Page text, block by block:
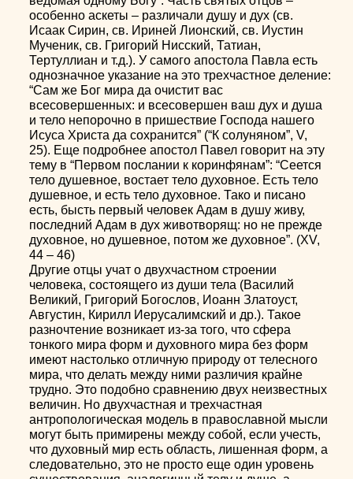
особенно аскеты – различали душу и дух (св.
Исаак Сирин, св. Ириней Лионский, св. Иустин
Мученик, св. Григорий Нисский, Татиан,
Тертуллиан и т.д.). У самого апостола Павла есть
однозначное указание на это трехчастное деление:
“Сам же Бог мира да очистит вас
всесовершенных: и всесовершен ваш дух и душа
и тело непорочно в пришествие Господа нашего
Исуса Христа да сохранится” (“К солуняном”, V,
25). Еще подробнее апостол Павел говорит на эту
тему в “Первом послании к коринфянам”: “Сеется
тело душевное, востает тело духовное. Есть тело
душевное, и есть тело духовное. Тако и писано
есть, бысть первый человек Адам в душу живу,
последний Адам в дух животворящ: но не прежде
духовное, но душевное, потом же духовное”. (XV,
44 – 46)
Другие отцы учат о двухчастном строении
человека, состоящего из души тела (Василий
Великий, Григорий Богослов, Иоанн Златоуст,
Августин, Кирилл Иерусалимский и др.). Такое
разночтение возникает из-за того, что сфера
тонкого мира форм и духовного мира без форм
имеют настолько отличную природу от телесного
мира, что делать между ними различия крайне
трудно. Это подобно сравнению двух неизвестных
величин. Но двухчастная и трехчастная
антропологическая модель в православной мысли
могут быть примирены между собой, если учесть,
что духовный мир есть область, лишенная форм, а
следовательно, это не просто еще один уровень